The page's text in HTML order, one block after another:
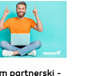
partnerski -